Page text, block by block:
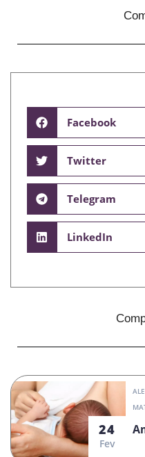
Facebook
Twitter
Telegram
LinkedIn
24
Fev